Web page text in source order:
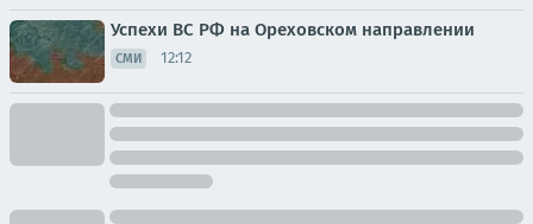
Успехи ВС РФ на Ореховском направлении
СМИ 12:12